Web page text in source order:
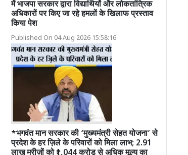
में भाजपा सरकार द्वारा विद्यार्थियों और लोकतांत्रिक
अधिकारों पर किए जा रहे हमलों के खिलाफ प्रस्ताव
किया पेश
Published On 04 Aug 2026 15:58:16
*भगवंत मान सरकार की ‘मुख्यमंत्री सेहत योजना’ से
प्रदेश के हर ज़िले के परिवारों को मिला लाभ; 2.91